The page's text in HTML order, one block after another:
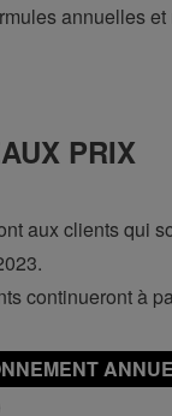
annuelles
PRIX
aux clients qui
continueront à